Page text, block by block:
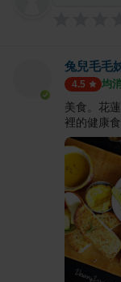
兔兒毛毛
4.5 均
美食。花
裡的健康